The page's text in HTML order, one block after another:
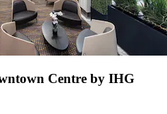
Centre by IHG